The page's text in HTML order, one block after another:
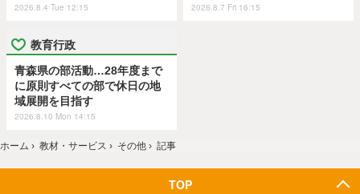
2026.8.4 Tue 12:15 2026.8.7 Fri 16:15
教育行政
青森県の部活動…28年度まで
に原則すべての部で休日の地
域展開を目指す
2026.8.10 Mon 14:15
ホーム › 教材・サービス › その他 › 記事
TOP